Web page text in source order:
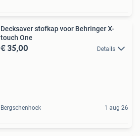
Decksaver stofkap voor Behringer X-
touch One
€ 35,00 Details
Bergschenhoek 1 aug 26